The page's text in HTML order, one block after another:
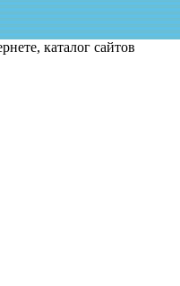
каталог сайтов